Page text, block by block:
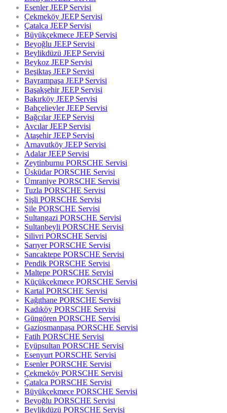
Esenler JEEP Servisi
Çekmeköy JEEP Servisi
Çatalca JEEP Servisi
Büyükçekmece JEEP Servisi
Beyoğlu JEEP Servisi
Beylikdüzü JEEP Servisi
Beykoz JEEP Servisi
Beşiktaş JEEP Servisi
Bayrampaşa JEEP Servisi
Başakşehir JEEP Servisi
Bakırköy JEEP Servisi
Bahçelievler JEEP Servisi
Bağcılar JEEP Servisi
Avcılar JEEP Servisi
Ataşehir JEEP Servisi
Arnavutköy JEEP Servisi
Adalar JEEP Servisi
Zeytinburnu PORSCHE Servisi
Üsküdar PORSCHE Servisi
Ümraniye PORSCHE Servisi
Tuzla PORSCHE Servisi
Şişli PORSCHE Servisi
Şile PORSCHE Servisi
Sultangazi PORSCHE Servisi
Sultanbeyli PORSCHE Servisi
Silivri PORSCHE Servisi
Sarıyer PORSCHE Servisi
Sancaktepe PORSCHE Servisi
Pendik PORSCHE Servisi
Maltepe PORSCHE Servisi
Küçükçekmece PORSCHE Servisi
Kartal PORSCHE Servisi
Kağıthane PORSCHE Servisi
Kadıköy PORSCHE Servisi
Güngören PORSCHE Servisi
Gaziosmanpaşa PORSCHE Servisi
Fatih PORSCHE Servisi
Eyüpsultan PORSCHE Servisi
Esenyurt PORSCHE Servisi
Esenler PORSCHE Servisi
Çekmeköy PORSCHE Servisi
Çatalca PORSCHE Servisi
Büyükçekmece PORSCHE Servisi
Beyoğlu PORSCHE Servisi
Beylikdüzü PORSCHE Servisi